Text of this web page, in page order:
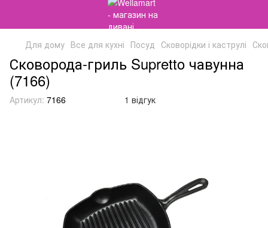
Для дому Все для кухні Посуд Сковорідки і каструлі
Сковорода-гриль Supretto чавунна
(7166)
Артикул: 7166 1 відгук